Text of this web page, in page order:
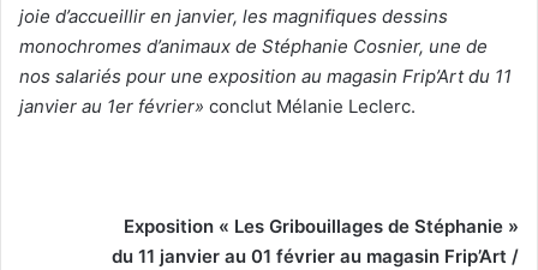
joie d’accueillir en janvier, les magnifiques dessins
monochromes d’animaux de Stéphanie Cosnier, une de
nos salariés pour une exposition au magasin Frip’Art du 11
janvier au 1er février» conclut Mélanie Leclerc.
Exposition « Les Gribouillages de Stéphanie »
du 11 janvier au 01 février au magasin Frip’Art /